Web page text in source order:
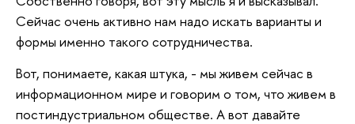
Сейчас очень активно нам надо искать варианты и
формы именно такого сотрудничества.
Вот, понимаете, какая штука, - мы живем сейчас в
информационном мире и говорим о том, что живем в
постиндустриальном обществе. А вот давайте